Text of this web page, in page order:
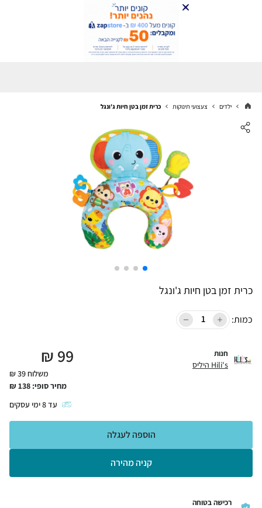
ילדים צעצועי תינוקות כרית זמן בטן חיות ג'ונגל
כרית זמן בטן חיות ג'ונגל
כמות:
חנות
Hili's היליס 99
₪
משלוח 39 ₪
מחיר סופי: 138
₪
עד8ימי עסקים
קניה מהירה
הוספה לעגלה
רכישה בטוחה